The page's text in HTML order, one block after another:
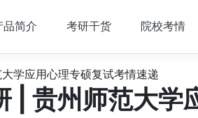
品简介 考研干货 院校考情
学应用心理专硕复试考情速递
| 贵州师范大学